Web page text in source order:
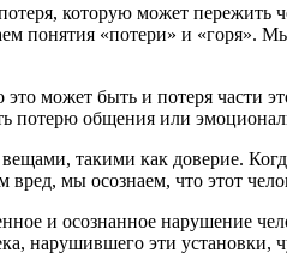
которую может
понятия «потери» и «горя».
может быть и потеря части
потерю общения или
такими как доверие.
мы осознаем, что этот
и осознанное нарушение
нарушившего эти установки,